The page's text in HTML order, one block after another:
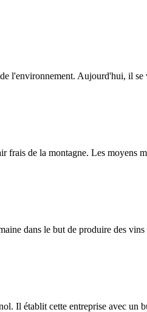
l'environnement. Aujourd'hui, il
frais de la montagne. Les moyens
dans le but de produire des
Il établit cette entreprise avec un